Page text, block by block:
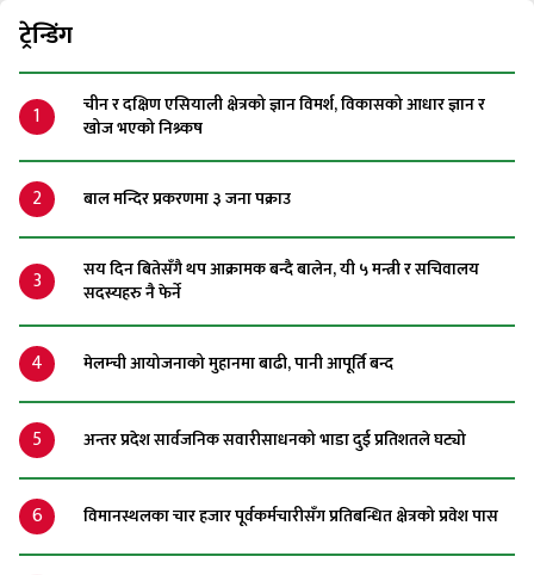
ट्रेन्डिंग
1
चीन र दक्षिण एसियाली क्षेत्रको ज्ञान विमर्श, विकासको आधार ज्ञान र
खोज भएको निश्र्कष
2 बाल मन्दिर प्रकरणमा ३ जना पक्राउ
3
सय दिन बितेसँगै थप आक्रामक बन्दै बालेन, यी ५ मन्त्री र सचिवालय
सदस्यहरु नै फेर्ने
4 मेलम्ची आयोजनाको मुहानमा बाढी, पानी आपूर्ति बन्द
5 अन्तर प्रदेश सार्वजनिक सवारीसाधनको भाडा दुई प्रतिशतले घट्यो
6 विमानस्थलका चार हजार पूर्वकर्मचारीसँग प्रतिबन्धित क्षेत्रको प्रवेश पास